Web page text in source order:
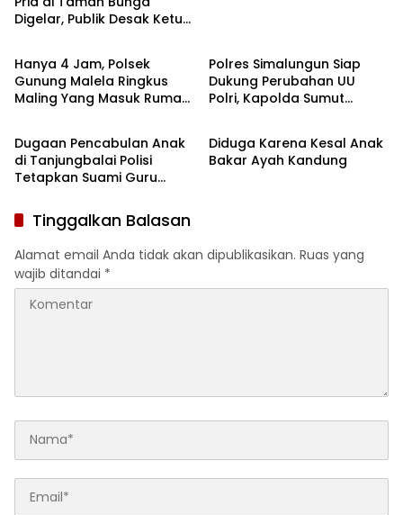
Digelar, Publik Desak Ketua
Giat Polri
Hanya 4 Jam, Polsek
Gunung Malela Ringkus
Maling Yang Masuk Rumah
Berhasil Diamankan
Polres Simalungun Siap
Dukung Perubahan UU
Polri, Kapolda Sumut
Profesionalisme dan
Akuntabilitas Personel
Giat Polri
Dugaan Pencabulan Anak
di Tanjungbalai Polisi
Tetapkan Suami Guru
Giat Polri
Diduga Karena Kesal Anak
Bakar Ayah Kandung
Tinggalkan Balasan
Alamat email Anda tidak akan dipublikasikan. Ruas yang
wajib ditandai *